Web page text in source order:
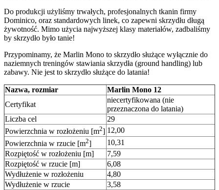
Do produkcji użyliśmy trwałych, profesjonalnych tkanin firmy
Dominico, oraz standardowych linek, co zapewni skrzydłu długą
żywotność. Mimo użycia najwyższej klasy materiałów, zadbaliśmy
by skrzydło było tanie!
Przypominamy, że Marlin Mono to skrzydło służące wyłącznie do
naziemnych treningów stawiania skrzydła (ground handling) lub
zabawy. Nie jest to skrzydło służące do latania!
Nazwa, rozmiar
Marlin Mono 12
Certyfikat
niecertyfikowana (nie
przeznaczona do latania)
Liczba cel
29
Powierzchnia w rozłożeniu [m2] 12,00
Powierzchnia w rzucie [m2]
10,31
Rozpiętość w rozłożeniu [m]
7,59
Rozpiętość w rzucie [m]
6,08
Wydłużenie w rozłożeniu
4,80
Wydłużenie w rzucie
3,58